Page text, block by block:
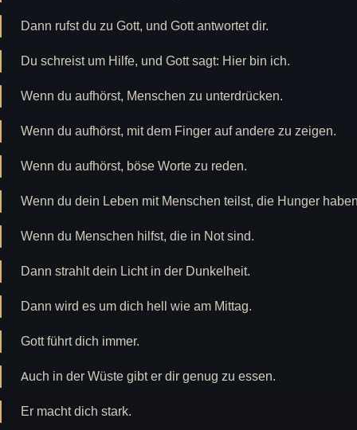
Dann rufst du zu Gott, und Gott antwortet dir.
Du schreist um Hilfe, und Gott sagt: Hier bin ich.
Wenn du aufhörst, Menschen zu unterdrücken.
Wenn du aufhörst, mit dem Finger auf andere zu zeigen.
Wenn du aufhörst, böse Worte zu reden.
Wenn du dein Leben mit Menschen teilst, die Hunger
Wenn du Menschen hilfst, die in Not sind.
Dann strahlt dein Licht in der Dunkelheit.
Dann wird es um dich hell wie am Mittag.
Gott führt dich immer.
Auch in der Wüste gibt er dir genug zu essen.
Er macht dich stark.